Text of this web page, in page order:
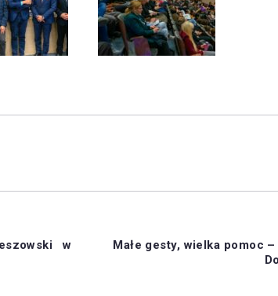
w
Małe gesty, wielka pomoc